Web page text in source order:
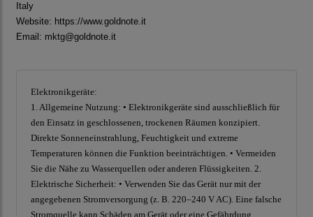
Italy
Website: https://www.goldnote.it
Email: mktg@goldnote.it
Elektronikgeräte:
1. Allgemeine Nutzung: • Elektronikgeräte sind ausschließlich für
den Einsatz in geschlossenen, trockenen Räumen konzipiert.
Direkte Sonneneinstrahlung, Feuchtigkeit und extreme
Temperaturen können die Funktion beeinträchtigen. • Vermeiden
Sie die Nähe zu Wasserquellen oder anderen Flüssigkeiten. 2.
Elektrische Sicherheit: • Verwenden Sie das Gerät nur mit der
angegebenen Stromversorgung (z. B. 220–240 V AC). Eine falsche
Stromquelle kann Schäden am Gerät oder eine Gefährdung